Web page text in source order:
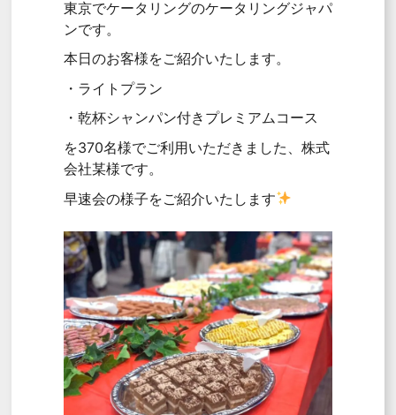
東京でケータリングのケータリングジャパ
ンです。
本日のお客様をご紹介いたします。
・ライトプラン
・乾杯シャンパン付きプレミアムコース
を370名様でご利用いただきました、株式
会社某様です。
早速会の様子をご紹介いたします